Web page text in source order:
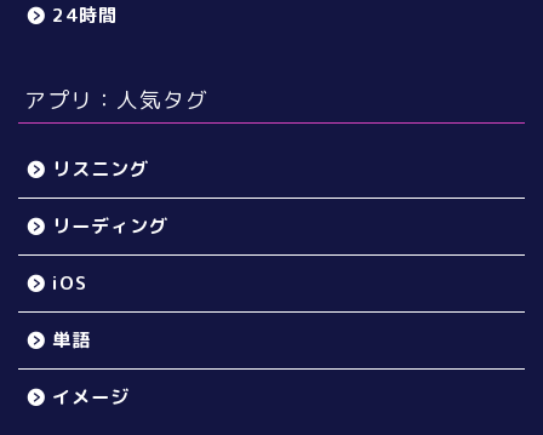
24時間
アプリ：人気タグ
リスニング
リーディング
iOS
単語
イメージ